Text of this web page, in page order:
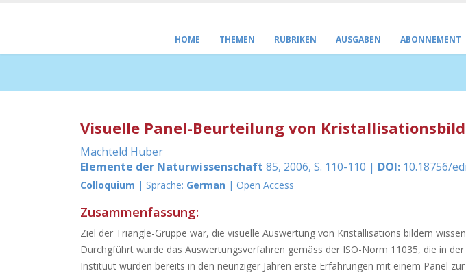
HOME THEMEN RUBRIKEN AUSGABEN ABONNEMENT
Visuelle Panel-Beurteilung von
Machteld Huber
Elemente der Naturwissenschaft 85, 2006, S. 110-110 | DOI: 10.18756/
Colloquium | Sprache: German | Open Access
Zusammenfassung:
Ziel der Triangle-Gruppe war, die visuelle Auswertung von Kristallisations bildern
Durchgführt wurde das Auswertungsverfahren gemäss der ISO-Norm 11035, die in
Instituut wurden bereits in den neunziger Jahren erste Erfahrungen mit einem Panel